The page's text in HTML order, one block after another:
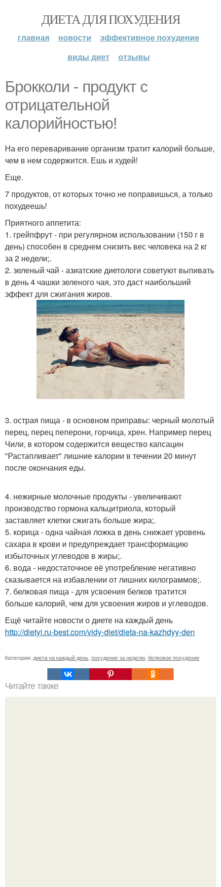
ДИЕТА ДЛЯ ПОХУДЕНИЯ
главная новости
эффективное похудение
виды диет
отзывы
Брокколи - продукт с
отрицательной
калорийностью!
На его переваривание организм тратит калорий больше,
чем в нем содержится. Ешь и худей!
Еще.
7 продуктов, от которых точно не поправишься, а только
похудеешь!
Приятного аппетита:
1. грейпфрут - при регулярном использовании (150 г в
день) способен в среднем снизить вес человека на 2 кг
за 2 недели;.
2. зеленый чай - азиатские диетологи советуют выпивать
в день 4 чашки зеленого чая, это даст наибольший
эффект для сжигания жиров.
3. острая пища - в основном приправы: черный молотый
перец, перец пеперони, горчица, хрен. Например перец
Чили, в котором содержится вещество капсацин
"Растапливает" лишние калории в течении 20 минут
после окончания еды.
4. нежирные молочные продукты - увеличивают
производство гормона кальцитриола, который
заставляет клетки сжигать больше жира;.
5. корица - одна чайная ложка в день снижает уровень
сахара в крови и предупреждает трансформацию
избыточных углеводов в жиры;.
6. вода - недостаточное её употребление негативно
сказывается на избавлении от лишних килограммов;.
7. белковая пища - для усвоения белков тратится
больше калорий, чем для усвоения жиров и углеводов.
Ещё читайте новости о диете на каждый день
http://dietyi.ru-best.com/vidy-diet/dieta-na-kazhdyy-den
Категории: диета на каждый день, похудение за неделю, белковое похудение
Читайте также